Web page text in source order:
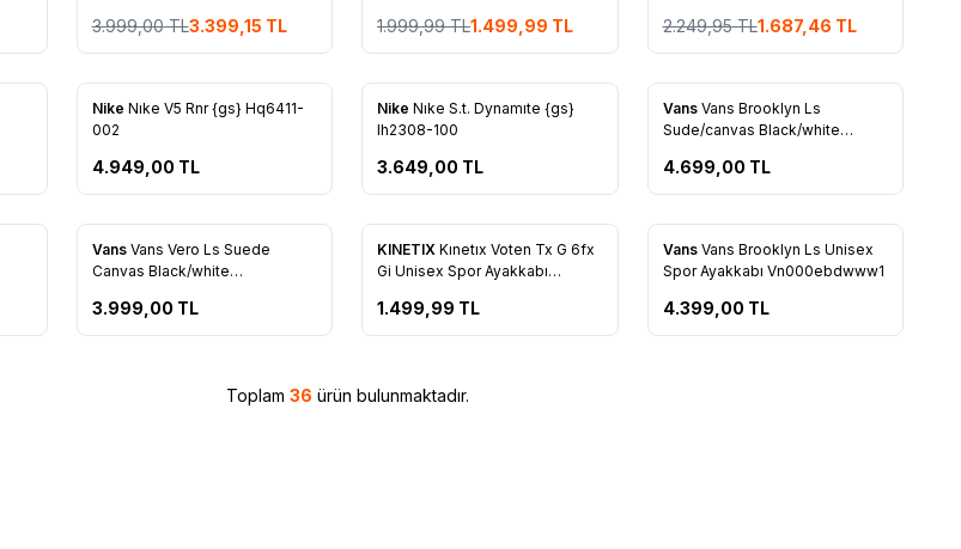
3.999,00TL3.399,15 TL 1.999,99TL1.499,99 TL 2.249,95TL1.687,46 TL
Favorilere Ekle
Nike Nıke V5 Rnr {gs} Hq6411-
002
4.949,00 TL
Favorilere Ekle
Nike Nıke S.t. Dynamıte {gs}
Ih2308-100
3.649,00 TL
Favorilere Ekle
Vans Vans Brooklyn Ls
Sude/canvas Black/white
4.699,00 TL
Favorilere Ekle
Vans Vans Vero Ls Suede
Canvas Black/white
3.999,00 TL
Favorilere Ekle
KINETIX Kınetıx Voten Tx G 6fx
Gi Unisex Spor Ayakkabı
1.499,99 TL
Favorilere Ekle
Vans Vans Brooklyn Ls Unisex
Spor Ayakkabı Vn000ebdwww1
4.399,00 TL
Toplam 36 ürün bulunmaktadır.